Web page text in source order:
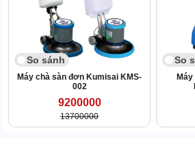
So sánh
Máy chà sàn đơn Kumisai KMS-
002
9200000
13700000
So